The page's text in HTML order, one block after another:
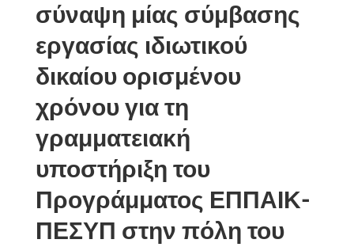
σύναψη μίας σύμβασης
εργασίας ιδιωτικού
δικαίου ορισμένου
χρόνου για τη
γραμματειακή
υποστήριξη του
Προγράμματος ΕΠΠΑΙΚ-
ΠΕΣΥΠ στην πόλη του